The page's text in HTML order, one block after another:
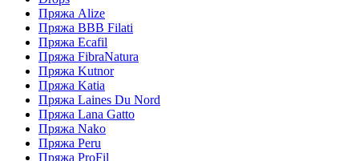
Пряжа Alize
Пряжа BBB Filati
Пряжа Ecafil
Пряжа FibraNatura
Пряжа Kutnor
Пряжа Katia
Пряжа Laines Du Nord
Пряжа Lana Gatto
Пряжа Nako
Пряжа Peru
Пряжа ProFil